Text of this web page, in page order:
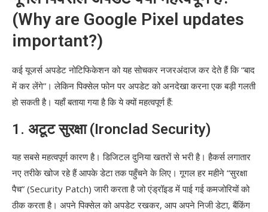
(Why are Google Pixel updates
important?)
कई यूजर्स अपडेट नोटिफिकेशन को यह सोचकर नजरअंदाज कर देते हैं कि “बाद
में कर लेंगे”। लेकिन पिक्सेल फोन पर अपडेट को अनदेखा करना एक बड़ी गलती
हो सकती है। यहाँ बताया गया है कि ये क्यों महत्वपूर्ण हैं:
1. अटूट सुरक्षा (Ironclad Security)
यह सबसे महत्वपूर्ण कारण है। डिजिटल दुनिया खतरों से भरी है। हैकर्स लगातार
नए तरीके खोज रहे हैं आपके डेटा तक पहुँचने के लिए। गूगल हर महीने “सुरक्षा
पैच” (Security Patch) जारी करता है जो एंड्रॉइड में पाई गई कमजोरियों को
ठीक करता है। अपने पिक्सेल को अपडेट रखकर, आप अपने निजी डेटा, बैंकिंग